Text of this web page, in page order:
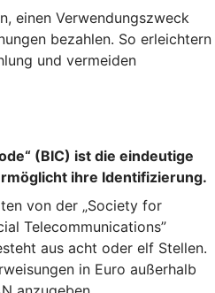
einen Verwendungszweck
bezahlen. So erleichtern
und vermeiden
(BIC) ist die eindeutige
ihre Identifizierung.
von der „Society for
Telecommunications”
aus acht oder elf Stellen.
in Euro außerhalb